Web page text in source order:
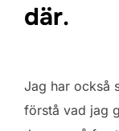
där.
Jag har också
förstå vad jag